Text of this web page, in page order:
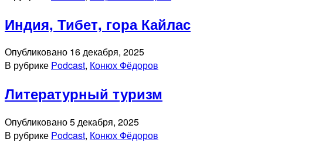
Индия, Тибет, гора Кайлас
Опубликовано 16 декабря, 2025
В рубрике Podcast, Конюх Фёдоров
Литературный туризм
Опубликовано5 декабря, 2025
В рубрике Podcast, Конюх Фёдоров